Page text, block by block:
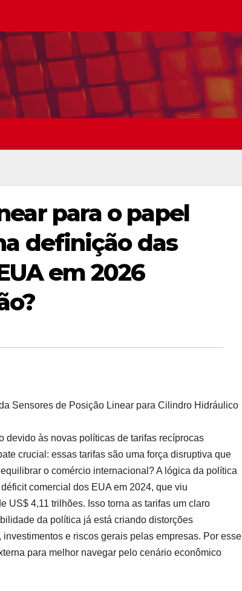
para o papel
definição das
em 2026 
Sensores de Posição Linear para Cilindro Hidráulico
devido às novas políticas de tarifas recíprocas
crucial: essas tarifas são uma força disruptiva que
o comércio internacional? A lógica da política
comercial dos EUA em 2024, que viu
US$ 4,11 trilhões. Isso torna as tarifas um claro
da política já está criando distorções
e riscos gerais pelas empresas. Por esse
para melhor navegar pelo cenário econômico